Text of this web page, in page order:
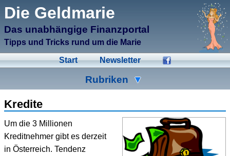
Die Geldmarie
Das unabhängige Finanzportal
Tipps und Tricks rund um die Marie
Start Newsletter
Rubriken
Bausparen Beihilfen Crowdinvesting
Energiesparen Fonds Formulare
Kredite
Um die 3 Millionen
Kreditnehmer gibt es derzeit
in Österreich. Tendenz
μCMS α1.6
Validate HTML
Validate CSS
Check Links
Manage Files
↑E
↑C Create New Page